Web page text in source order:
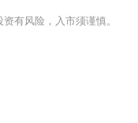
有风险，入市须谨慎。